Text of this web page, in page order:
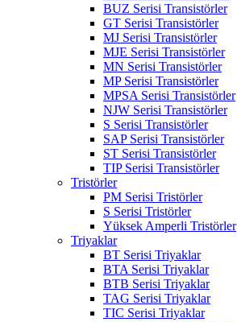
BUZ Serisi Transistörler
GT Serisi Transistörler
MJ Serisi Transistörler
MJE Serisi Transistörler
MN Serisi Transistörler
MP Serisi Transistörler
MPSA Serisi Transistörler
NJW Serisi Transistörler
S Serisi Transistörler
SAP Serisi Transistörler
ST Serisi Transistörler
TIP Serisi Transistörler
Tristörler
PM Serisi Tristörler
S Serisi Tristörler
Yüksek Amperli Tristörler
Triyaklar
BT Serisi Triyaklar
BTA Serisi Triyaklar
BTB Serisi Triyaklar
TAG Serisi Triyaklar
TIC Serisi Triyaklar